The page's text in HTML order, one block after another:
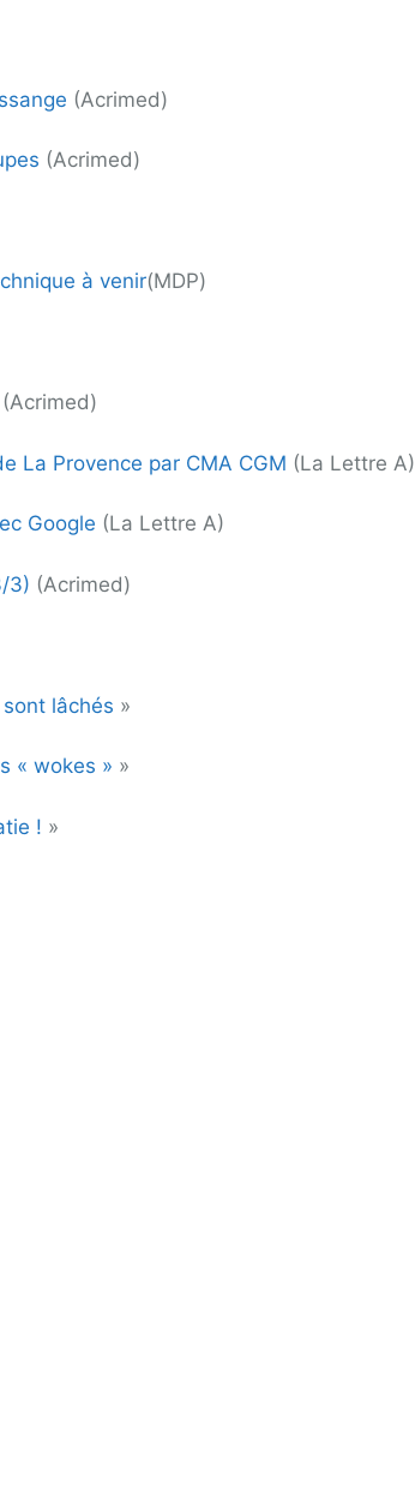
(Acrimed)
(Acrimed)
à venir(MDP)
(Acrimed)
La Provence par CMA CGM (La Lettre A)
Google (La Lettre A)
3) (Acrimed)
lâchés »
« wokes » »
! »